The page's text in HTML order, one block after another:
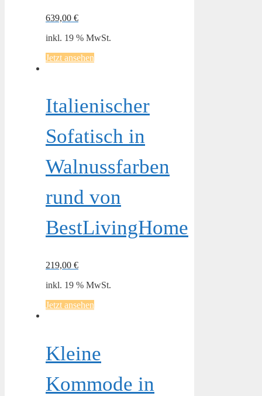
639,00 €
inkl. 19 % MwSt.
Jetzt ansehen
Italienischer
Sofatisch in
Walnussfarben
rund von
BestLivingHome
219,00 €
inkl. 19 % MwSt.
Jetzt ansehen
Kleine
Kommode in